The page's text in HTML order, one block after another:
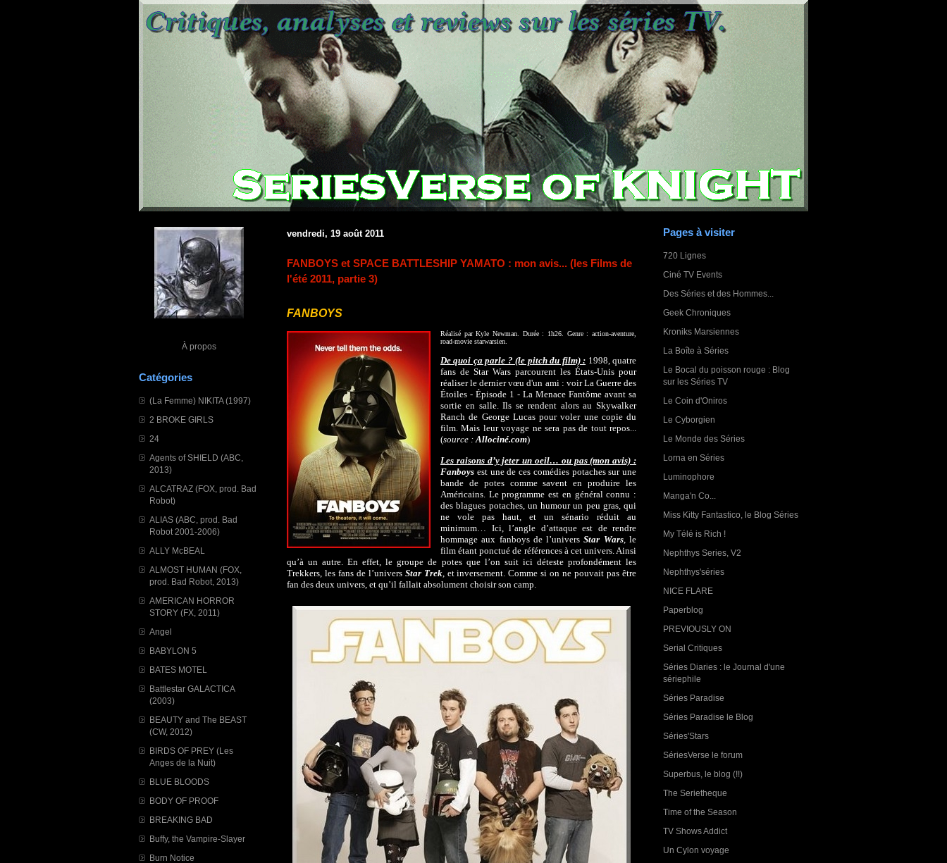
À propos
Catégories
(La Femme) NIKITA (1997)
2 BROKE GIRLS
24
Agents of SHIELD (ABC,
2013)
ALCATRAZ (FOX, prod. Bad
Robot)
ALIAS (ABC, prod. Bad
Robot 2001-2006)
ALLY McBEAL
ALMOST HUMAN (FOX,
prod. Bad Robot, 2013)
AMERICAN HORROR
STORY (FX, 2011)
Angel
BABYLON 5
BATES MOTEL
Battlestar GALACTICA
(2003)
BEAUTY and The BEAST
(CW, 2012)
BIRDS OF PREY (Les
Anges de la Nuit)
BLUE BLOODS
BODY OF PROOF
BREAKING BAD
Buffy, the Vampire-Slayer
Burn Notice
Pages à visiter
720 Lignes
Ciné TV Events
Des Séries et des Hommes...
Geek Chroniques
Kroniks Marsiennes
La Boîte à Séries
Le Bocal du poisson rouge : Blog
sur les Séries TV
Le Coin d'Oniros
Le Cyborgien
Le Monde des Séries
Lorna en Séries
Luminophore
Manga'n Co...
Miss Kitty Fantastico, le Blog Séries
My Télé is Rich !
Nephthys Series, V2
Nephthys'séries
NICE FLARE
Paperblog
PREVIOUSLY ON
Serial Critiques
Séries Diaries : le Journal d'une
sériephile
Séries Paradise
Séries Paradise le Blog
Séries'Stars
SériesVerse le forum
Superbus, le blog (!!)
The Serietheque
Time of the Season
TV Shows Addict
Un Cylon voyage
vendredi, 19 août 2011
FANBOYS et SPACE BATTLESHIP YAMATO : mon avis... (les Films de
l'été 2011, partie 3)
FANBOYS
Réalisé par Kyle Newman. Durée : 1h26. Genre : action-aventure,
road-movie starwarsien.
De quoi ça parle ? (le pitch du film) : 1998, quatre
fans de Star Wars parcourent les États-Unis pour
réaliser le dernier vœu d'un ami : voir La Guerre des
Étoiles - Épisode 1 - La Menace Fantôme avant sa
sortie en salle. Ils se rendent alors au Skywalker
Ranch de George Lucas pour voler une copie du
film. Mais leur voyage ne sera pas de tout repos...
(source :Allociné.com)
Les raisons d’y jeter un oeil… ou pas (mon avis) :
Fanboys est une de ces comédies potaches sur une
bande de potes comme savent en produire les
Américains. Le programme est en général connu :
des blagues potaches, un humour un peu gras, qui
ne vole pas haut, et un sénario réduit au
minimum… Ici, l’angle d’attaque est de rendre
hommage aux fanboys de l’universStar Wars, le
film étant ponctué de références à cet univers. Ainsi
qu’à un autre. En effet, le groupe de potes que l’on suit ici déteste profondément les
Trekkers, les fans de l’univers Star Trek, et inversement. Comme si on ne pouvait pas être
fan des deux univers, et qu’il fallait absolument choisir son camp.